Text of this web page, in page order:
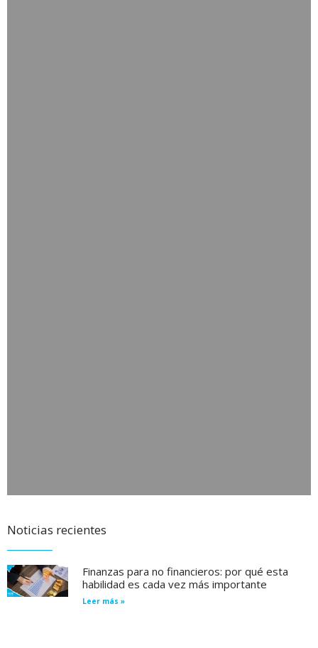
Noticias recientes
Finanzas para no financieros: por qué esta
habilidad es cada vez más importante
Leer más »